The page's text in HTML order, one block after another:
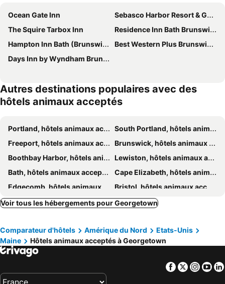
Ocean Gate Inn
Sebasco Harbor Resort & Golf Club
The Squire Tarbox Inn
Residence Inn Bath Brunswick Area
Hampton Inn Bath (Brunswick Area), ME
Best Western Plus Brunswick Bath
Days Inn by Wyndham Brunswick Bath Area
Autres destinations populaires avec des
hôtels animaux acceptés
Portland, hôtels animaux acceptés
South Portland, hôtels animaux acceptés
Freeport, hôtels animaux acceptés
Brunswick, hôtels animaux acceptés
Boothbay Harbor, hôtels animaux acceptés
Lewiston, hôtels animaux acceptés
Bath, hôtels animaux acceptés
Cape Elizabeth, hôtels animaux acceptés
Edgecomb, hôtels animaux acceptés
Bristol, hôtels animaux acceptés
Sebasco Estates, hôtels animaux acceptés
Wiscasset, hôtels animaux acceptés
Westbrook, hôtels animaux acceptés
Bailey Island, hôtels animaux acceptés
Topsham, hôtels animaux acceptés
Gardiner, hôtels animaux acceptés
Falmouth, hôtels animaux acceptés
Friendship, hôtels animaux acceptés
Phippsburg, hôtels animaux acceptés
Voir tous les hébergements pour Georgetown
Comparateur d'hôtels Amérique du Nord
Etats-Unis
Maine
Hôtels animaux acceptés à Georgetown
Facebook
Twitter